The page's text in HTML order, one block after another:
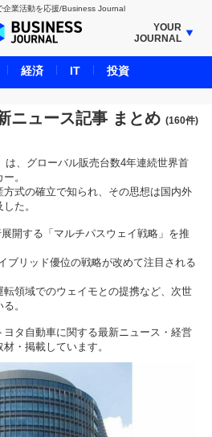
企業活動を応援/Business Journal
YOUR
JOURNAL
JOURNAL
JOURNAL
CREDITS JOURNAL
MANAGEMENT JOURNAL
JOURNAL
JOURNAL
BROKERAGE JOURNAL
JOURNAL
DOG JOURNAL
ニュース記事 まとめ (160件)
は、グローバル販売台数4年連続世界首
。
方式の確立で知られ、その思想は国内外
た。
開する「マルチパスウェイ戦略」を推
ブリッド優位の戦略が改めて注目される
領域でのウェイモとの提携など、次世
。
タ自動車に関する最新ニュース・経営
・掲載しています。
経済 IT 投資